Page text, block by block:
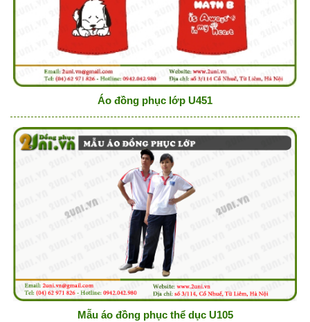
Áo đồng phục lớp U451
Mẫu áo đồng phục thể dục U105